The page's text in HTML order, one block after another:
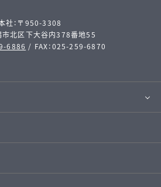
社：〒950-3308
市北区下大谷内378番地55
6886 / FAX：025-259-6870